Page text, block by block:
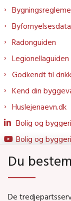
Radonguiden
Legionellaguiden
Godkendt til
Kend din
Huslejenaevn.dk
Bolig og
Bolig og
Du
De